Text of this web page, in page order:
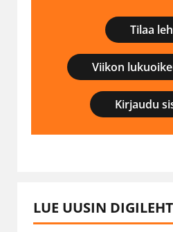
Tilaa
Viikon
Kirjaudu
LUE UUSIN